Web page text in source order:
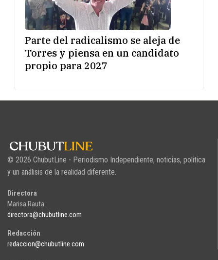
Parte del radicalismo se aleja de
Torres y piensa en un candidato
propio para 2027
© 2026 ChubutLine - Periodismo Independiente, noticias, politica
y un análisis de la realidad diferente.
Directora
Marisa Rauta
directora@chubutline.com
Redacción
redaccion@chubutline.com